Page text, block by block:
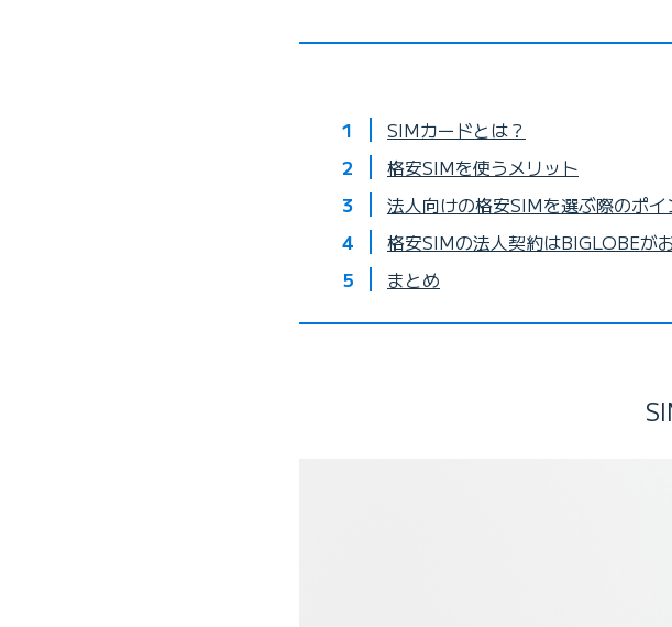
SIMカードとは？
格安SIMを使うメリット
法人向けの格安SIMを選ぶ際のポ
格安SIMの法人契約はBIGLOBEが
まとめ